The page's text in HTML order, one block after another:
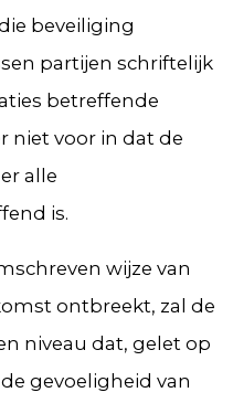
beveiliging
partijen schriftelijk
betreffende
niet voor in dat de
alle
is.
wijze van
ontbreekt, zal de
niveau dat, gelet op
gevoeligheid van